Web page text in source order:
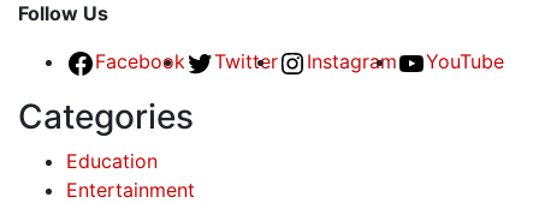
Follow Us
Facebook
Twitter Instagram YouTube
Categories
Education
Entertainment